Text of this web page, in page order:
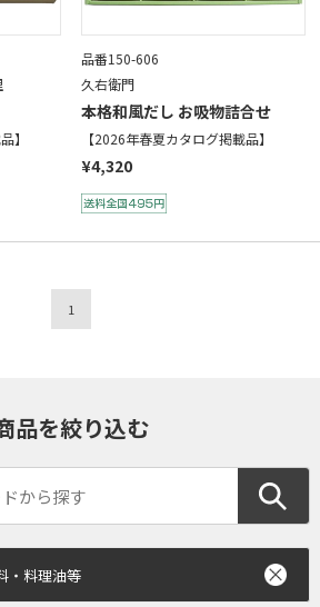
】
品番150-606
久右衛門
本格和風だし お吸物詰合せ
【2026年春夏カタログ掲載品】
¥4,320
1
品を絞り込む
・料理油等